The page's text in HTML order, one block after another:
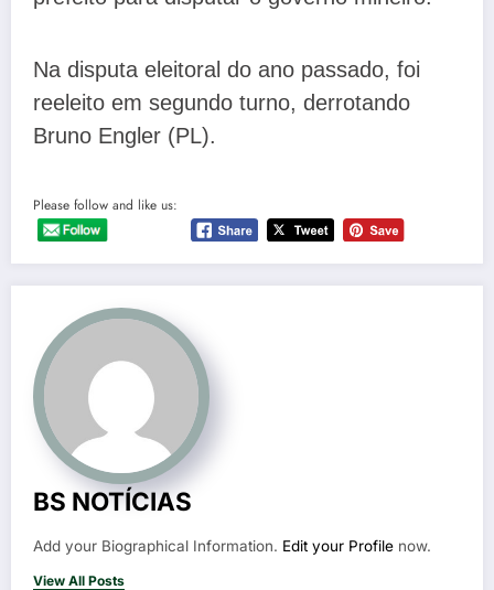
Na disputa eleitoral do ano passado, foi
reeleito em segundo turno, derrotando
Bruno Engler (PL).
Please follow and like us:
BS NOTÍCIAS
Add your Biographical Information. Edit your Profile now.
View All Posts